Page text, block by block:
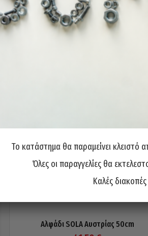
Αλφάδι SOLA Αυστρίας 50cm
Το κατάστημα θα παραμείνει κλειστό
Όλες οι παραγγελίες θα
Καλές